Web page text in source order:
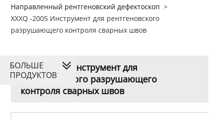
Направленный рентгеновский дефектоскоп >
XXXQ -2005 Инструмент для рентгеновского
разрушающего контроля сварных швов
XXXQ -2005 Инструмент для
рентгеновского разрушающего
контроля сварных швов
БОЛЬШЕ
ПРОДУКТОВ